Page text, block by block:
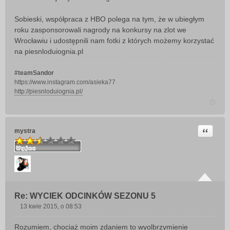
Sobieski, współpraca z HBO polega na tym, że w ubiegłym
roku zasponsorowali nagrody na konkursy na zlot we
Wrocławiu i udostępnili nam fotki z których możemy korzystać
na piesnloduiognia.pl
#teamSandor
https://www.instagram.com/asieka77
http://piesnloduiognia.pl/
mystra
Re: WYCIEK ODCINKÓW SEZONU 5
Cytuj
13 kwie 2015, o 08:53
Rozumiem, chociaż moim zdaniem to wyolbrzymienie